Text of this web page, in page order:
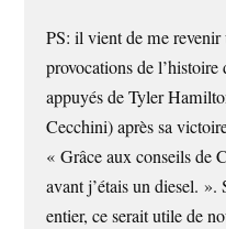
PS: il vient de me revenir
provocations de
appuyés de Tyler
Cecchini) après sa
« Grâce aux conseils de
avant j’étais un diesel. ».
entier, ce serait utile de